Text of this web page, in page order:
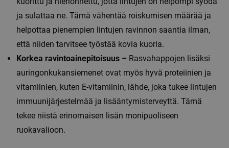
ja sulattaa ne. Tämä vähentää roiskumisen määrää ja
helpottaa pienempien lintujen ravinnon saantia ilman,
että niiden tarvitsee työstää kovia kuoria.
Korkea ravintoainepitoisuus – Rasvahappojen lisäksi
auringonkukansiemenet ovat myös hyvä proteiinien ja
vitamiinien, kuten E-vitamiinin, lähde, joka tukee lintujen
immuunijärjestelmää ja lisääntymisterveyttä. Tämä
tekee niistä erinomaisen lisän monipuoliseen
ruokavalioon.